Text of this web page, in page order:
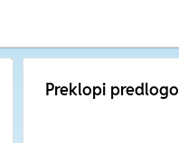
Preklopi predlogo